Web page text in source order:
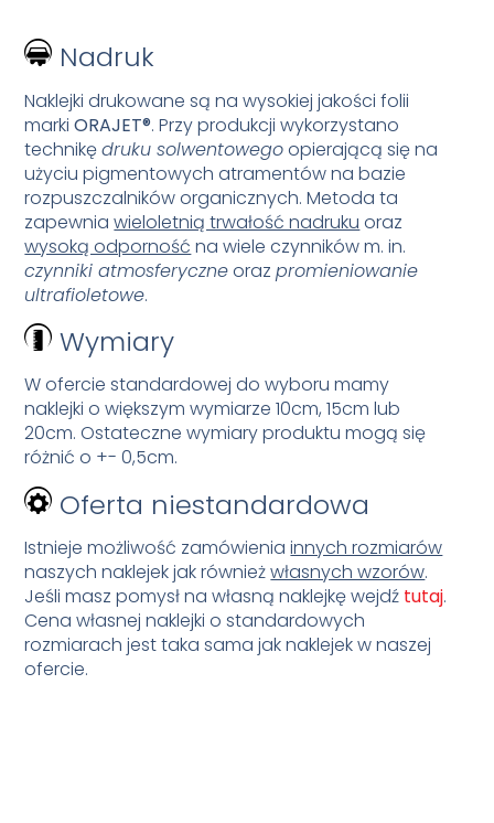
Nadruk
Naklejki drukowane są na wysokiej jakości folii
markiORAJET®. Przy produkcji wykorzystano
technikędruku solwentowegoopierającą się na
użyciu pigmentowych atramentów na bazie
rozpuszczalników organicznych. Metoda ta
zapewniawieloletnią trwałość nadruku oraz
wysoką odporność na wiele czynników m. in.
czynniki atmosferyczneorazpromieniowanie
ultrafioletowe.
Wymiary
W ofercie standardowej do wyboru mamy
naklejki o większym wymiarze 10cm, 15cm lub
20cm. Ostateczne wymiary produktu mogą się
różnić o +- 0,5cm.
Oferta niestandardowa
Istnieje możliwość zamówieniainnych rozmiarów
naszych naklejek jak równieżwłasnych wzorów.
Jeśli masz pomysł na własną naklejkę wejdź tutaj.
Cena własnej naklejki o standardowych
rozmiarach jest taka sama jak naklejek w naszej
ofercie.